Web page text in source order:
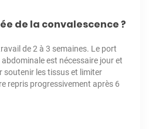
de la convalescence ?
de 2 à 3 semaines. Le port
est nécessaire jour et
soutenir les tissus et limiter
repris progressivement après 6